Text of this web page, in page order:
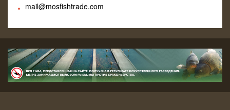
mail@mosfishtrade.com